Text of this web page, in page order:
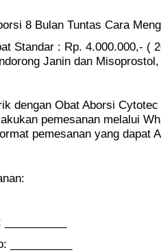
8 Bulan Tuntas Cara
Standar : Rp. 4.000.000,- (
Janin dan
dengan Obat Aborsi
pemesanan melalui
pemesanan yang dapat
__________